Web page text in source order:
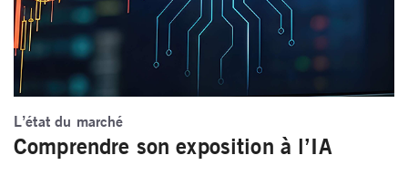
L’état du marché
Comprendre son exposition à l’IA